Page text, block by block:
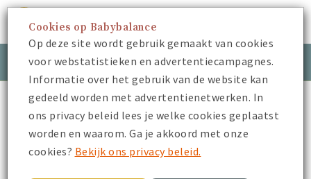
Inloggen Meld je aan
Babybalance
Nieuws
De impact van de coronacrisis op de ondersteuning van
gezinnen ....
Cookies op Babybalance
Op deze site wordt gebruik gemaakt van cookies
voor webstatistieken en advertentiecampagnes.
Informatie over het gebruik van de website kan
gedeeld worden met advertentienetwerken. In
ons privacy beleid lees je welke cookies geplaatst
worden en waarom. Ga je akkoord met onze
cookies? Bekijk ons privacy beleid.